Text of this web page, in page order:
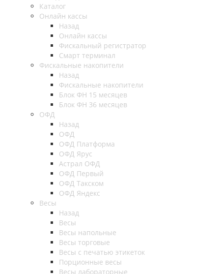
Каталог
Онлайн кассы
Назад
Онлайн кассы
Фискальный регистратор
Смарт терминал
Фискальные накопители
Назад
Фискальные накопители
Блок ФН 15 месяцев
Блок ФН 36 месяцев
ОФД
Назад
ОФД
ОФД Платформа
ОФД Ярус
Астрал ОФД
ОФД Первый
ОФД Такском
ОФД Яндекс
Весы
Назад
Весы
Весы напольные
Весы торговые
Весы с печатью этикеток
Порционные весы
Весы лабораторные